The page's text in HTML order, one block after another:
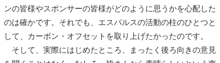
ンの皆様やスポンサーの皆様がどのように思うかを心配した
のは確かです。それでも、エスパルスの活動の柱のひとつと
して、カーボン・オフセットを取り上げたかったのです。
そして、実際にはじめたところ、まったく後ろ向きの意見